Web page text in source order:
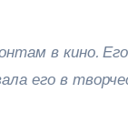
в кино.
его в